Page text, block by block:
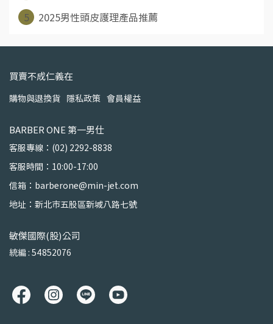
5
2025男性頭皮護理產品推薦
買賣不成仁義在
購物與退換貨 隱私政策 會員權益
BARBER ONE 第一男仕
客服專線：(02) 2292-8838
客服時間：10:00-17:00
信箱：barberone@min-jet.com
地址：新北市五股區新城八路七號
敏傑國際(股)公司
統編 : 54852076